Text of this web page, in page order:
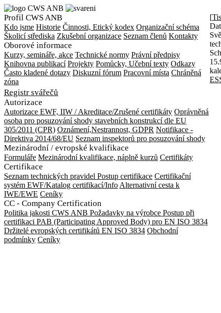
Profil CWS ANB
Kdo jsme Historie Činnosti, Etický kodex Organizační schéma
Školicí střediska Zkušební organizace Seznam členů Kontakty
Oborové informace
Kurzy, semináře, akce Technické normy Právní předpisy
Knihovna publikací Projekty Pomůcky, Učební texty Odkazy
Často kladené dotazy Diskuzní fórum Pracovní místa Chráněná
zóna
Registr svářečů
Autorizace
Autorizace EWF, IIW / Akreditace/Zrušené certifikáty Oprávněná
osoba pro posuzování shody stavebních konstrukcí dle EU
305/2011 (CPR) Oznámení,Nestrannost, GDPR Notifikace -
Direktiva 2014/68/EU Seznam inspektorů pro posuzování shody
Mezinárodní / evropské kvalifikace
Formuláře Mezinárodní kvalifikace, náplně kurzů Certifikáty
Certifikace
Seznam technických pravidel Postup certifikace Certifikační
systém EWF/Katalog certifikací/Info Alternativní cesta k
IWE/EWE Ceníky
CC - Company Certification
Politika jakosti CWS ANB Požadavky na výrobce Postup při
certifikaci PAB (Participating Approved Body) pro EN ISO 3834
Držitelé evropských certifikátů EN ISO 3834 Obchodní
podmínky Ceníky
[